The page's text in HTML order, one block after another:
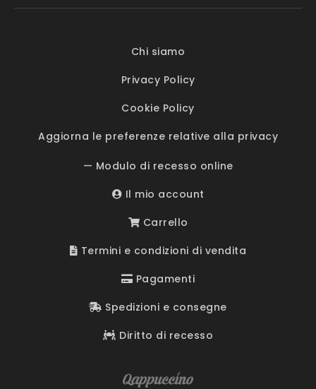
Chi siamo
Privacy Policy
Cookie Policy
Aggiorna le preferenze relative alla privacy
— Modulo di recesso online
Il mio account
Carrello
Termini e condizioni di vendita
Pagamenti
Spedizioni e consegne
Diritto di recesso